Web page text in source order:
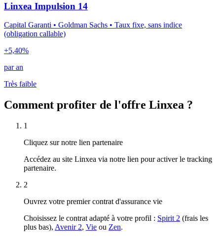
Linxea Impulsion 14
Capital Garanti • Goldman Sachs • Taux fixe, sans indice
(obligation callable)
+5,40%
par an
Très faible
Comment profiter de l'offre Linxea ?
1
Cliquez sur notre lien partenaire
Accédez au site Linxea via notre lien pour activer le tracking
partenaire.
2
Ouvrez votre premier contrat d'assurance vie
Choisissez le contrat adapté à votre profil : Spirit 2 (frais les
plus bas), Avenir 2, Vie ou Zen.